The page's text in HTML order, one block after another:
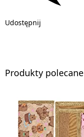
Udostępnij
Produkty polecane